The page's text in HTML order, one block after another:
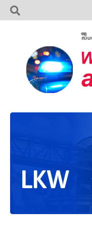
LKW